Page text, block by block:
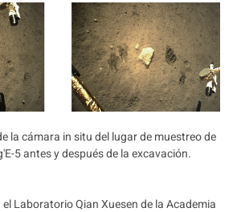
la cámara in situ del lugar de muestreo de
5 antes y después de la excavación.
el Laboratorio Qian Xuesen de la Academia